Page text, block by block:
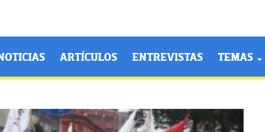
ARTÍCULOS ENTREVISTAS TEMAS